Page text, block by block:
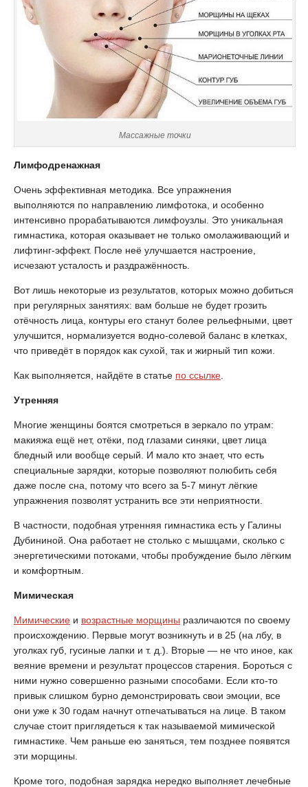
Массажные точки
Лимфодренажная
Очень эффективная методика. Все упражнения
выполняются по направлению лимфотока, и особенно
интенсивно прорабатываются лимфоузлы. Это уникальная
гимнастика, которая оказывает не только омолаживающий и
лифтинг-эффект. После неё улучшается настроение,
исчезают усталость и раздражённость.
Вот лишь некоторые из результатов, которых можно добиться
при регулярных занятиях: вам больше не будет грозить
отёчность лица, контуры его станут более рельефными, цвет
улучшится, нормализуется водно-солевой баланс в клетках,
что приведёт в порядок как сухой, так и жирный тип кожи.
Как выполняется, найдёте в статье по ссылке
Утренняя
Многие женщины боятся смотреться в зеркало по утрам:
макияжа ещё нет, отёки, под глазами синяки, цвет лица
бледный или вообще серый. И мало кто знает, что есть
специальные зарядки, которые позволяют полюбить себя
даже после сна, потому что всего за 5-7 минут лёгкие
упражнения позволят устранить все эти неприятности.
В частности, подобная утренняя гимнастика есть у Галины
Дубининой. Она работает не столько с мышцами, сколько с
энергетическими потоками, чтобы пробуждение было лёгким
и комфортным.
Мимическая
Мимические и возрастные морщины различаются по своему
происхождению. Первые могут возникнуть и в 25 (на лбу, в
уголках губ, гусиные лапки и т. д.). Вторые — не что иное, как
веяние времени и результат процессов старения. Бороться с
ними нужно совершенно разными способами. Если кто-то
привык слишком бурно демонстрировать свои эмоции, все
они уже к 30 годам начнут отпечатываться на лице. В таком
случае стоит приглядеться к так называемой мимической
гимнастике. Чем раньше ею заняться, тем позднее появятся
эти морщины.
Кроме того, подобная зарядка нередко выполняет лечебные